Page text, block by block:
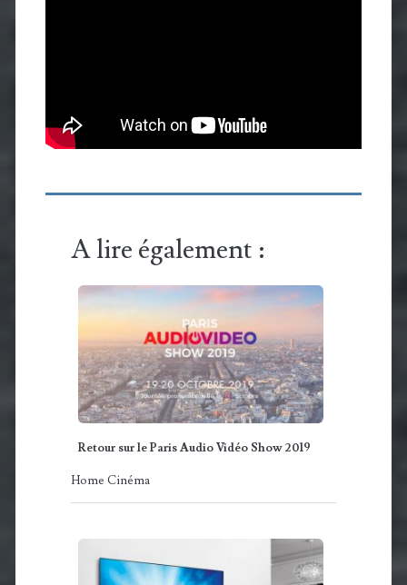
A lire également :
Retour sur le Paris Audio Vidéo Show 2019
Home Cinéma